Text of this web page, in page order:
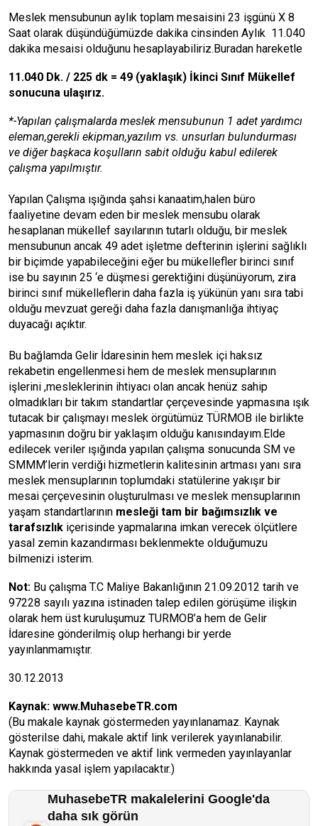
Meslek mensubunun aylık toplam mesaisini 23 işgünü X 8
Saat olarak düşündüğümüzde dakika cinsinden Aylık 11.040
dakika mesaisi olduğunu hesaplayabiliriz.Buradan hareketle
11.040 Dk. / 225 dk = 49 (yaklaşık) İkinci Sınıf Mükellef
sonucuna ulaşırız.
*-Yapılan çalışmalarda meslek mensubunun 1 adet yardımcı
eleman,gerekli ekipman,yazılım vs. unsurları bulundurması
ve diğer başkaca koşulların sabit olduğu kabul edilerek
çalışma yapılmıştır.
Yapılan Çalışma ışığında şahsi kanaatim,halen büro
faaliyetine devam eden bir meslek mensubu olarak
hesaplanan mükellef sayılarının tutarlı olduğu, bir meslek
mensubunun ancak 49 adet işletme defterinin işlerini sağlıklı
bir biçimde yapabileceğini eğer bu mükellefler birinci sınıf
ise bu sayının 25 ‘e düşmesi gerektiğini düşünüyorum, zira
birinci sınıf mükelleflerin daha fazla iş yükünün yanı sıra tabi
olduğu mevzuat gereği daha fazla danışmanlığa ihtiyaç
duyacağı açıktır.
Bu bağlamda Gelir İdaresinin hem meslek içi haksız
rekabetin engellenmesi hem de meslek mensuplarının
işlerini ,mesleklerinin ihtiyacı olan ancak henüz sahip
olmadıkları bir takım standartlar çerçevesinde yapmasına ışık
tutacak bir çalışmayı meslek örgütümüz TÜRMOB ile birlikte
yapmasının doğru bir yaklaşım olduğu kanısındayım.Elde
edilecek veriler ışığında yapılan çalışma sonucunda SM ve
SMMM’lerin verdiği hizmetlerin kalitesinin artması yanı sıra
meslek mensuplarının toplumdaki statülerine yakışır bir
mesai çerçevesinin oluşturulması ve meslek mensuplarının
yaşam standartlarının mesleği tam bir bağımsızlık ve
tarafsızlık içerisinde yapmalarına imkan verecek ölçütlere
yasal zemin kazandırması beklenmekte olduğumuzu
bilmenizi isterim.
Not: Bu çalışma T.C Maliye Bakanlığının 21.09.2012 tarih ve
97228 sayılı yazına istinaden talep edilen görüşüme ilişkin
olarak hem üst kuruluşumuz TURMOB’a hem de Gelir
İdaresine gönderilmiş olup herhangi bir yerde
yayınlanmamıştır.
30.12.2013
Kaynak: www.MuhasebeTR.com
(Bu makale kaynak göstermeden yayınlanamaz. Kaynak
gösterilse dahi, makale aktif link verilerek yayınlanabilir.
Kaynak göstermeden ve aktif link vermeden yayınlayanlar
hakkında yasal işlem yapılacaktır.)
MuhasebeTR makalelerini Google'da
daha sık görün